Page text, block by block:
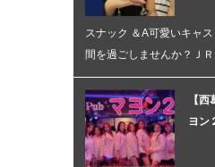
スナック ＆A可愛いキャ
間を過ごしませんか？Ｊ
【
ヨン